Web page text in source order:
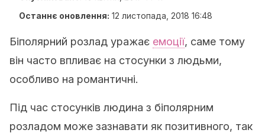
Останнє оновлення: 12 листопада, 2018 16:48
Біполярний розлад уражає емоції, саме тому
він часто впливає на стосунки з людьми,
особливо на романтичні.
Під час стосунків людина з біполярним
розладом може зазнавати як позитивного, так